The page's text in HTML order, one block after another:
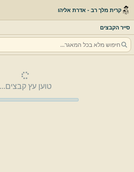
קרית מלך רב - אדרת אליהו
סייר הקבצים
טוען עץ קבצים...